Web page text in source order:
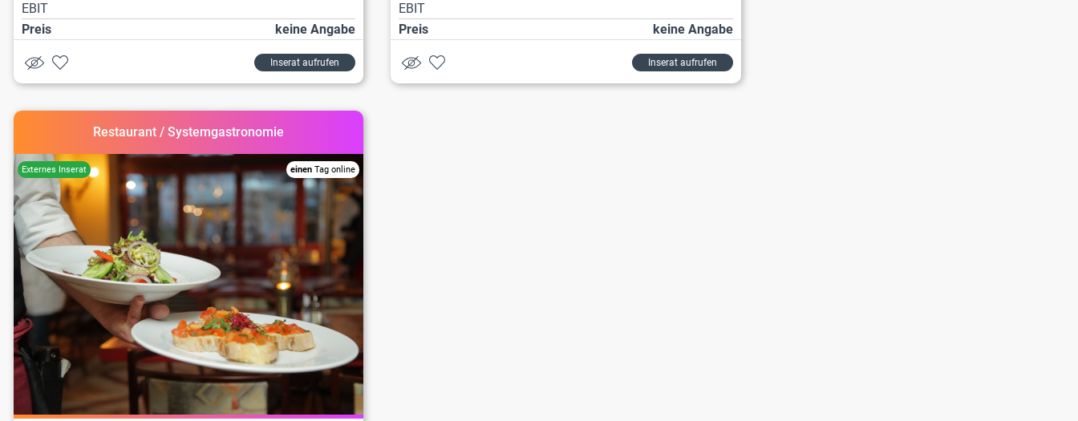
EBIT
Preis
keine Angabe
Inserat aufrufen
EBIT
Preis
keine Angabe
Inserat aufrufen
Restaurant / Systemgastronomie
einen Tag online